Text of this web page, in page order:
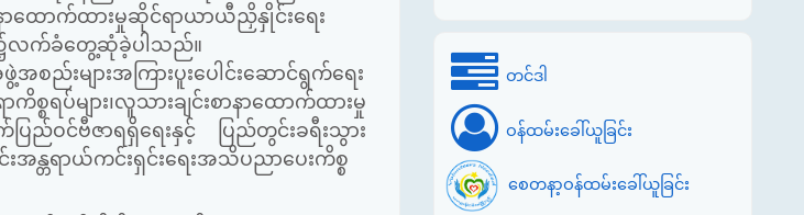
နာထောက်ထားမှုဆိုင်ရာယာယီညှိနှိုင်းရေး
မ၌လက်ခံတွေ့ဆုံခဲ့ပါသည်။
းများအကြားပူးပေါင်းဆောင်ရွက်ရေး
များ၊လူသားချင်းစာနာထောက်ထားမှု
ပြည်ဝင်ဗီဇာရရှိရေးနှင့် ပြည်တွင်းခရီးသွား
းအန္တရာယ်ကင်းရှင်းရေးအသိပညာပေးကိစ္စ
တင်ဒါ
ဝန်ထမ်းခေါ်ယူခြင်း
စေတနာ့ဝန်ထမ်းခေါ်ယူခြင်း